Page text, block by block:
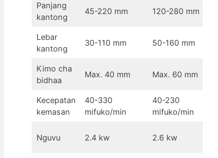
Panjang
kantong
45-220 mm 120-280 mm
Lebar
kantong
30-110 mm 50-160 mm
Kimo cha
bidhaa
Max. 40 mm Max. 60 mm
Kecepatan
kemasan
40-330
mifuko/min
40-230
mifuko/min
Nguvu 2.4 kw 2.6 kw